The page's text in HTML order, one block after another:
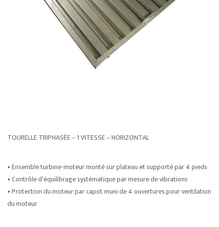
TOURELLE TRIPHASÉE – 1 VITESSE – HORIZONTAL
• Ensemble turbine-moteur monté sur plateau et supporté par 4 pieds
• Contrôle d’équilibrage systématique par mesure de vibrations
• Protection du moteur par capot muni de 4 ouvertures pour ventilation
du moteur